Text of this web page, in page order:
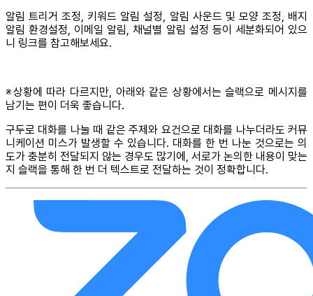
알림 트리거 조정, 키워드 알림 설정, 알림 사운드 및 모양 조정, 배지
알림 환경설정, 이메일 알림, 채널별 알림 설정 등이 세분화되어 있으
니 링크를 참고해보세요.
※상황에 따라 다르지만, 아래와 같은 상황에서는 슬랙으로 메시지를
남기는 편이 더욱 좋습니다.
구두로 대화를 나눌 때 같은 주제와 요건으로 대화를 나누더라도 커뮤
니케이션 미스가 발생할 수 있습니다. 대화를 한 번 나눈 것으로는 의
도가 충분히 전달되지 않는 경우도 많기에, 서로가 논의한 내용이 맞는
지 슬랙을 통해 한 번 더 텍스트로 전달하는 것이 정확합니다.